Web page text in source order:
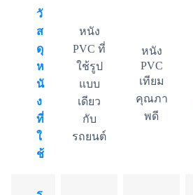
วั
ส
ดุ
ห
นั
ง
ที่
ใ
ช้
หนัง
PVC ที่
ใช้รูป
แบบ
เดียว
กับ
รถยนต์
หนัง
PVC
เทียม
คุณภา
พดี